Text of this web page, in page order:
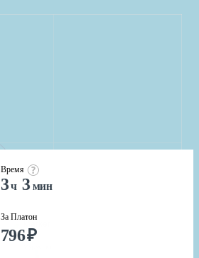
Время
3ч 3мин
За Платон
796₽